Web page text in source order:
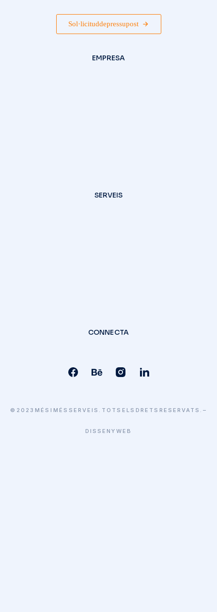
Sol·licitud de pressupost
EMPRESA
SERVEIS
CONNECTA
© 2023 MÉS I MÉS SERVEIS. TOTS ELS DRETS RESERVATS. –
DISSENY WEB